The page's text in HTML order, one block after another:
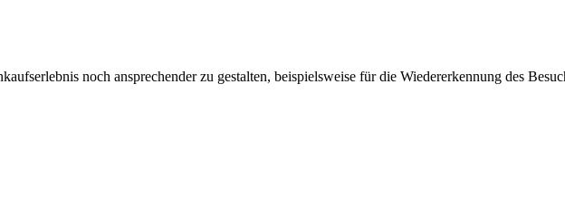
noch ansprechender zu gestalten, beispielsweise für die Wiedererkennung des